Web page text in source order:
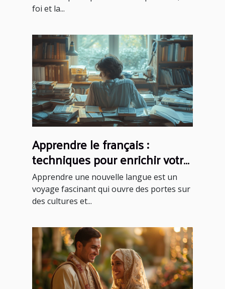
foi et la...
Apprendre le français :
techniques pour enrichir votre
vocabulaire
Apprendre une nouvelle langue est un
voyage fascinant qui ouvre des portes sur
des cultures et...